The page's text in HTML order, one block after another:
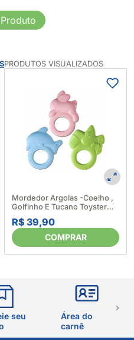
PRODUTOS VISUALIZADOS
Mordedor Argolas -Coelho ,
Golfinho E Tucano Toyster
282423
R$ 39,90
COMPRAR
seu
Área do
carnê